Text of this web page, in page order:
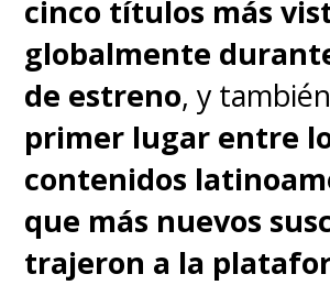
cinco títulos más
globalmente
de estreno, y
primer lugar entre
contenidos
que más nuevos
trajeron a la